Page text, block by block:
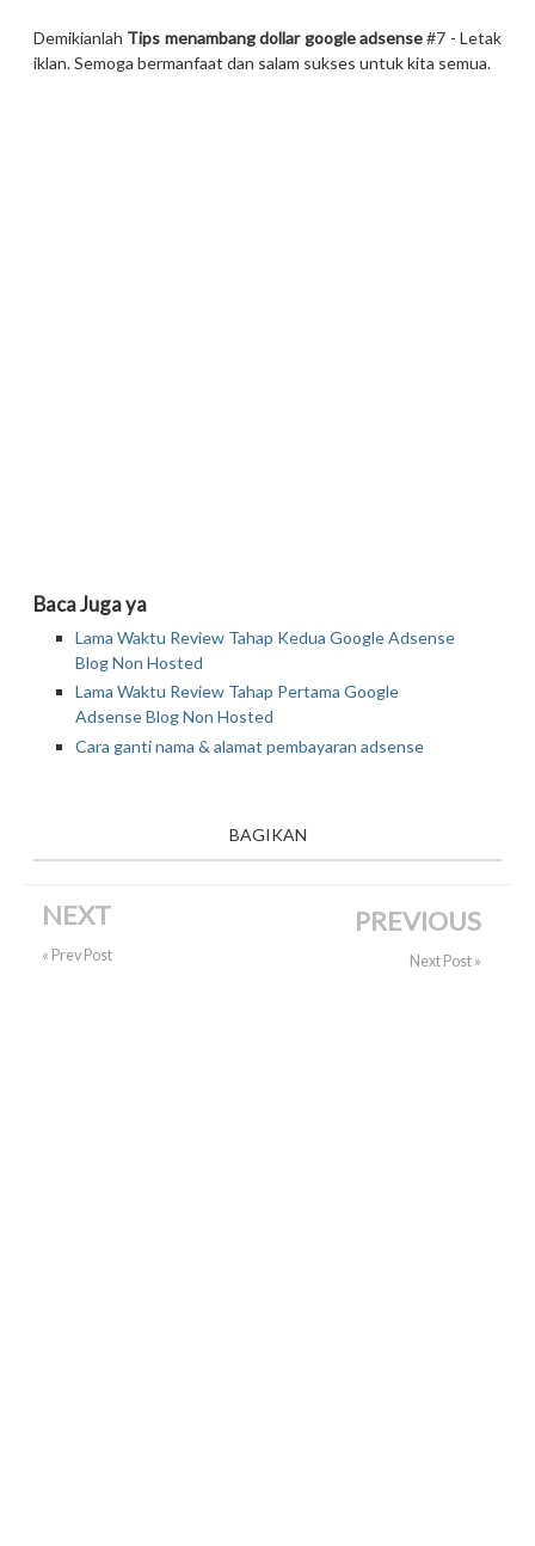
Demikianlah Tips menambang dollar google adsense#7 - Letak
iklan. Semoga bermanfaat dan salam sukses untuk kita semua.
Baca Juga ya
Lama Waktu Review Tahap Kedua Google Adsense
Blog Non Hosted
Lama Waktu Review Tahap Pertama Google
Adsense Blog Non Hosted
Cara ganti nama & alamat pembayaran adsense
BAGIKAN
NEXT
« Prev Post
PREVIOUS
Next Post »